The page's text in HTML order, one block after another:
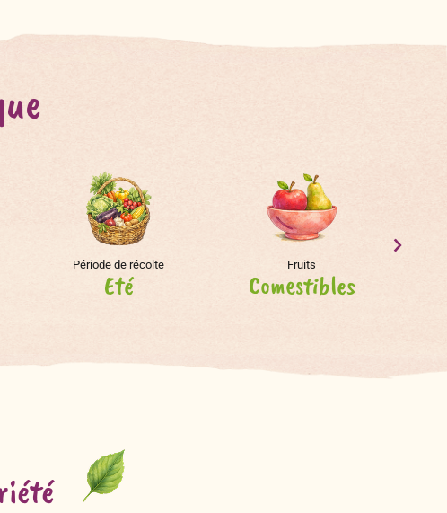
Période de récolte
Eté
Fruits
Comestibles